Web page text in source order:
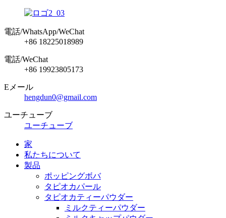
電話/WhatsApp/WeChat
+86 18225018989
電話/WeChat
+86 19923805173
Eメール
hengdun0@gmail.com
ユーチューブ
ユーチューブ
家
私たちについて
製品
ポッピングボバ
タピオカパール
タピオカティーパウダー
ミルクティーパウダー